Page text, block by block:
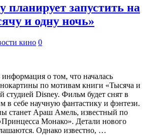
планирует запустить на
и одну ночь»
кино 0
о том, что началась
по мотивам книги «Тысяча и
студией Disney. Фильм будет снят в
себе научную фантастику и фэнтези.
станет Араш Амель, известный по
Монако». Детали нового
Однако известно, …